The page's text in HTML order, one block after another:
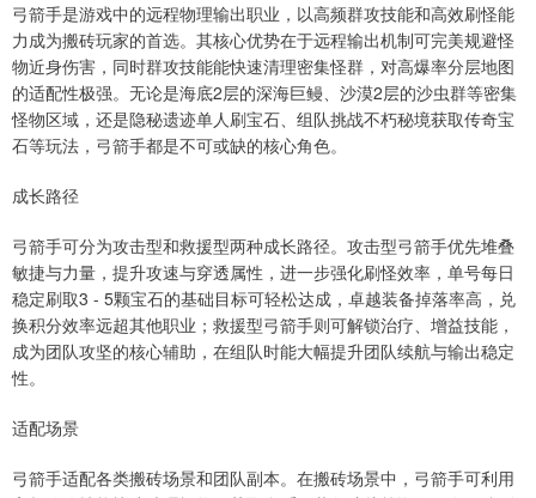
弓箭手是游戏中的远程物理输出职业，以高频群攻技能和高效刷怪能
力成为搬砖玩家的首选。其核心优势在于远程输出机制可完美规避怪
物近身伤害，同时群攻技能能快速清理密集怪群，对高爆率分层地图
的适配性极强。无论是海底2层的深海巨鳗、沙漠2层的沙虫群等密集
怪物区域，还是隐秘遗迹单人刷宝石、组队挑战不朽秘境获取传奇宝
石等玩法，弓箭手都是不可或缺的核心角色。
成长路径
弓箭手可分为攻击型和救援型两种成长路径。攻击型弓箭手优先堆叠
敏捷与力量，提升攻速与穿透属性，进一步强化刷怪效率，单号每日
稳定刷取3 - 5颗宝石的基础目标可轻松达成，卓越装备掉落率高，兑
换积分效率远超其他职业；救援型弓箭手则可解锁治疗、增益技能，
成为团队攻坚的核心辅助，在组队时能大幅提升团队续航与输出稳定
性。
适配场景
弓箭手适配各类搬砖场景和团队副本。在搬砖场景中，弓箭手可利用